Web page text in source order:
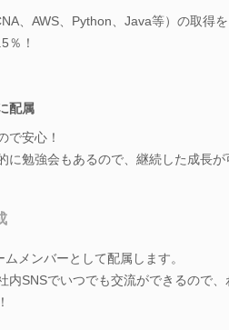
、AWS、Python、Java等）の取得を
％！
配属
で安心！
に勉強会もあるので、継続した成長が
メンバーとして配属します。
内SNSでいつでも交流ができるので